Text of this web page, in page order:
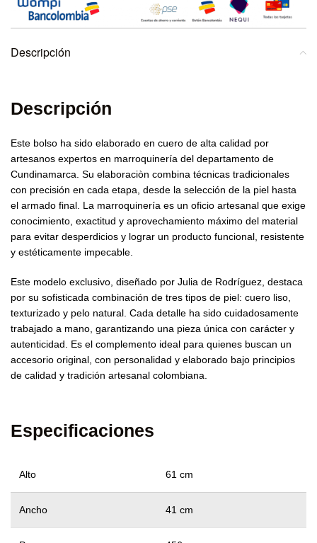
Descripción
Descripción
Este bolso ha sido elaborado en cuero de alta calidad por
artesanos expertos en marroquinería del departamento de
Cundinamarca. Su elaboraciòn combina técnicas tradicionales
con precisión en cada etapa, desde la selección de la piel hasta
el armado final. La marroquinería es un oficio artesanal que exige
conocimiento, exactitud y aprovechamiento máximo del material
para evitar desperdicios y lograr un producto funcional, resistente
y estéticamente impecable.
Este modelo exclusivo, diseñado por Julia de Rodríguez, destaca
por su sofisticada combinación de tres tipos de piel: cuero liso,
texturizado y pelo natural. Cada detalle ha sido cuidadosamente
trabajado a mano, garantizando una pieza única con carácter y
autenticidad. Es el complemento ideal para quienes buscan un
accesorio original, con personalidad y elaborado bajo principios
de calidad y tradición artesanal colombiana.
Especificaciones
Alto 61 cm
Ancho 41 cm